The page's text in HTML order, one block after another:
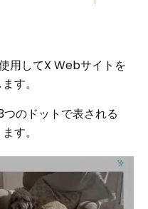
用してX Webサイトを
す。
のドットで表される
す。